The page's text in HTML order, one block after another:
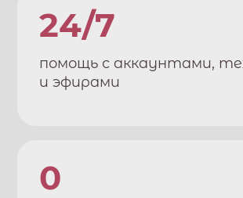
24/7
помощь с аккаунтами,
и эфирами
0